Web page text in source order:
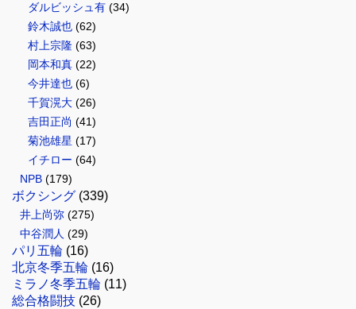
ダルビッシュ有 (34)
鈴木誠也 (62)
村上宗隆 (63)
岡本和真 (22)
今井達也 (6)
千賀滉大 (26)
吉田正尚 (41)
菊池雄星 (17)
イチロー (64)
NPB (179)
ボクシング (339)
井上尚弥 (275)
中谷潤人 (29)
パリ五輪 (16)
北京冬季五輪 (16)
ミラノ冬季五輪 (11)
総合格闘技 (26)